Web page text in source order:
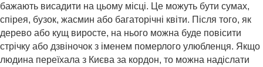
бажають висадити на цьому місці. Це можуть бути сумах,
спірея, бузок, жасмин або багаторічні квіти. Після того, як
дерево або кущ виросте, на нього можна буде повісити
стрічку або дзвіночок з іменем померлого улюбленця. Якщо
людина переїхала з Києва за кордон, то можна надіслати